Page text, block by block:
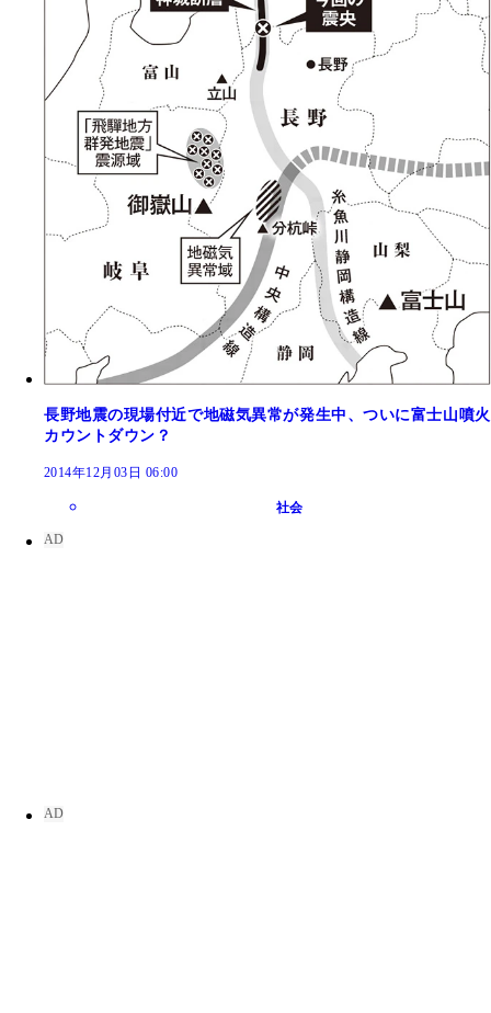
長野地震の現場付近で地磁気異常が発生中、ついに富士山噴火
カウントダウン？
2014年12月03日 06:00
社会